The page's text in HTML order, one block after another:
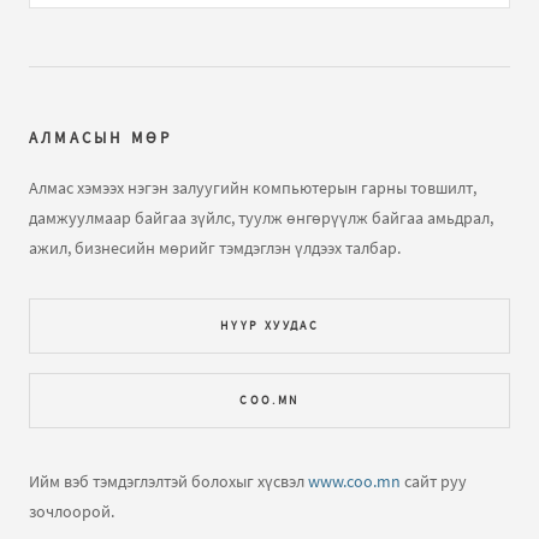
Сайн байна уу, Одоогоор ч хэсэг хугацаанд завгүй
энэ нийтлэл уншлаа...
Компьютер, програмчлалын үндэс сургалт
Кирилл - Монгол бичгийн хөрвүүлэгч
Удахгүй эхэлнэ гэж явсаар хэдэн ч жил өнгөрчихөв
дөө Алмас мээнь! Өөртөө сануулав.
Enkhtuya Otgontsetse (зочин):
АЛМАСЫН МӨР
Алмас хэмээх нэгэн залуугийн компьютерын гарны товшилт,
дамжуулмаар байгаа зүйлс, туулж өнгөрүүлж байгаа амьдрал,
ажил, бизнесийн мөрийг тэмдэглэн үлдээх талбар.
НҮҮР ХУУДАС
COO.MN
Ийм вэб тэмдэглэлтэй болохыг хүсвэлwww.coo.mn сайт руу
зочлоорой.